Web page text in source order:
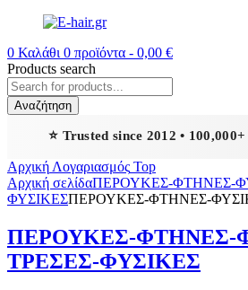
0 Καλάθι 0 προϊόντα - 0,00 €
Products search
Αναζήτηση
⭐ Trusted since 2012 •
Αρχική Λογαριασμός Top
Αρχική σελίδαΠΕΡΟΥΚΕΣ-ΦΤΗΝΕΣ-
ΦΥΣΙΚΕΣΠΕΡΟΥΚΕΣ-ΦΤΗΝΕΣ-
ΠΕΡΟΥΚΕΣ-ΦΤΗΝΕΣ-
ΤΡΕΣΕΣ-ΦΥΣΙΚΕΣ